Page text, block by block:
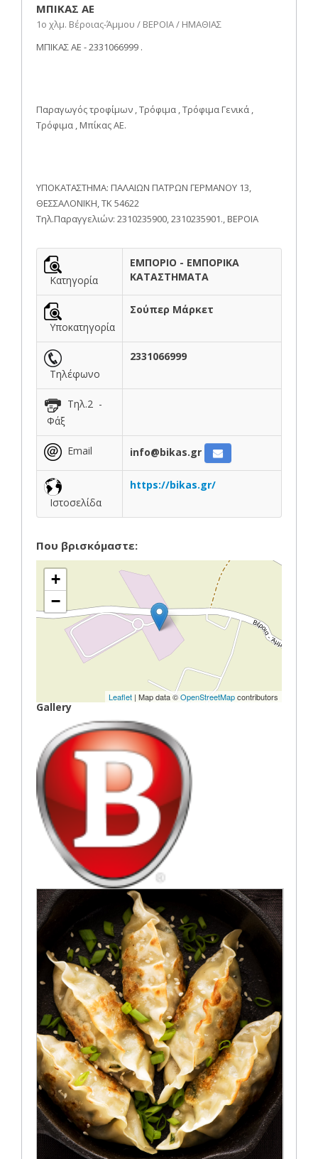
ΜΠΙΚΑΣ ΑΕ
1ο χλμ. Βέροιας-Άμμου / ΒΕΡΟΙΑ / ΗΜΑΘΙΑΣ
ΜΠΙΚΑΣ ΑΕ - 2331066999 .
Παραγωγός τροφίμων , Τρόφιμα , Τρόφιμα Γενικά ,
Τρόφιμα , Μπίκας ΑΕ.
ΥΠΟΚΑΤΑΣΤΗΜΑ: ΠΑΛΑΙΩΝ ΠΑΤΡΩΝ ΓΕΡΜΑΝΟΥ 13,
ΘΕΣΣΑΛΟΝΙΚΗ, TK 54622
Τηλ.Παραγγελιών: 2310235900, 2310235901., ΒΕΡΟΙΑ
Κατηγορία
ΕΜΠΟΡΙΟ - ΕΜΠΟΡΙΚΑ
ΚΑΤΑΣΤΗΜΑΤΑ
Υποκατηγορία
Σούπερ Μάρκετ
Τηλέφωνο
2331066999
Τηλ.2 -
Φάξ
Email info@bikas.gr
Ιστοσελίδα
https://bikas.gr/
Που βρισκόμαστε:
+
−
Leaflet | Map data ©OpenStreetMapcontributors
Gallery